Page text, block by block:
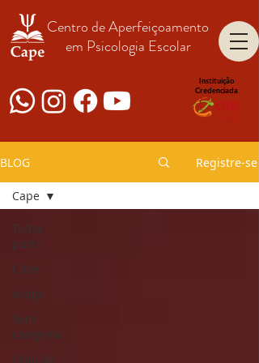
Centro de Aperfeiçoamento
em Psicologia Escolar
Instituição
Credenciada
BLOG Registre-se
Todos
posts
Cape
Artigo
Sem
categoria
Opinião
Cape